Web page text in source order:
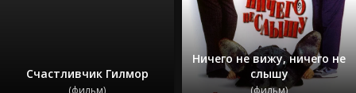
Счастливчик Гилмор
(фильм)
Ничего не вижу, ничего не
слышу
(фильм)